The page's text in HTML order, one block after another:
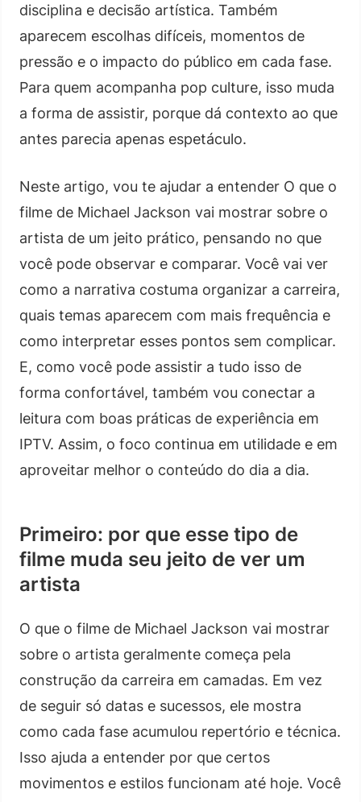
disciplina e decisão artística. Também
aparecem escolhas difíceis, momentos de
pressão e o impacto do público em cada fase.
Para quem acompanha pop culture, isso muda
a forma de assistir, porque dá contexto ao que
antes parecia apenas espetáculo.
Neste artigo, vou te ajudar a entender O que o
filme de Michael Jackson vai mostrar sobre o
artista de um jeito prático, pensando no que
você pode observar e comparar. Você vai ver
como a narrativa costuma organizar a carreira,
quais temas aparecem com mais frequência e
como interpretar esses pontos sem complicar.
E, como você pode assistir a tudo isso de
forma confortável, também vou conectar a
leitura com boas práticas de experiência em
IPTV. Assim, o foco continua em utilidade e em
aproveitar melhor o conteúdo do dia a dia.
Primeiro: por que esse tipo de
filme muda seu jeito de ver um
artista
O que o filme de Michael Jackson vai mostrar
sobre o artista geralmente começa pela
construção da carreira em camadas. Em vez
de seguir só datas e sucessos, ele mostra
como cada fase acumulou repertório e técnica.
Isso ajuda a entender por que certos
movimentos e estilos funcionam até hoje. Você